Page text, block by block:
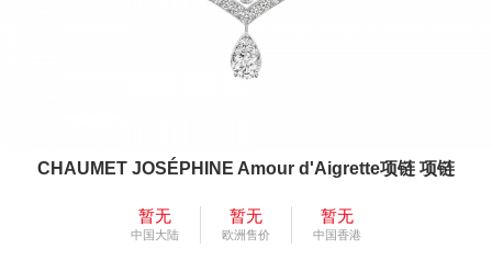
CHAUMET JOSÉPHINE Amour d'Aigrette项链 项链
暂无
中国大陆
暂无
欧洲售价
暂无
中国香港